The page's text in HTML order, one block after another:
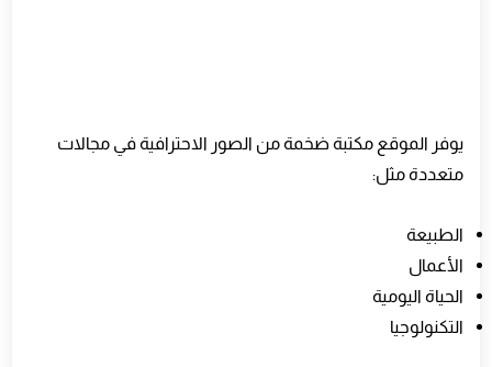
يوفر الموقع مكتبة ضخمة من الصور الاحترافية في مجالات
متعددة مثل:
الطبيعة
الأعمال
الحياة اليومية
التكنولوجيا